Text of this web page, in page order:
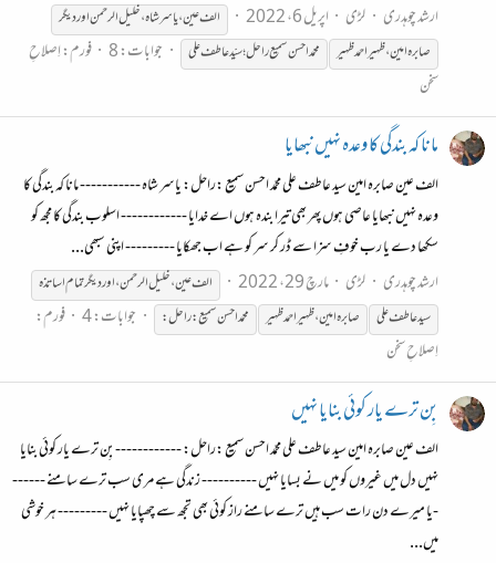
ارشد چوہدری
لڑی اپریل 6، 2022
الف عین ، یاسر شاہ ،خلیل الرحمن اور دیگر
صابرہامین،ظہیراحمدظہیر محمّد احسن سمیع راحل؛ سیّد عاطف علی جوابات: 8 فورم:اِصلاحِ
سخن
مانا کہ بندگی کا وعدہ نہیں نبھایا
الف عین صابرہ امین سید عاطف علی محمّد احسن سمیع :راحل: یاسر شاہ ----------- مانا کہ بندگی کا
وعدہ نہیں نبھایا عاصی ہوں پھر بھی تیرا بندہ ہوں اے خدایا ------------ اسلوب بندگی کا مجھ کو
سکھا دے یا رب خوفِ سزا سے ڈر کر سر کو ہے اب جھکایا --------- اپنی سبھی...
ارشد چوہدری
لڑی مارچ 29، 2022
الف عین ، خلیل الرحمن ، اور دیگر تمام اساتذہ
سید عاطف علی
صابرہامین،ظہیراحمدظہیر محمّد احسن سمیع :راحل: جوابات: 4
فورم:
اِصلاحِ سخن
بِن ترے یار کوئی بنایا نہیں
الف عین صابرہ امین سید عاطف علی محمّد احسن سمیع :راحل: ------------ بِن ترے یار کوئی بنایا
نہیں دل میں غیروں کو میں نے بسایا نہیں ---------- زندگی ہے مری سب ترے سامنے ------
-یا میرے دن رات سب ہیں ترے سامنے راز کوئی بھی تجھ سے چھپایا نہیں --------- ہر خوشی
میں...